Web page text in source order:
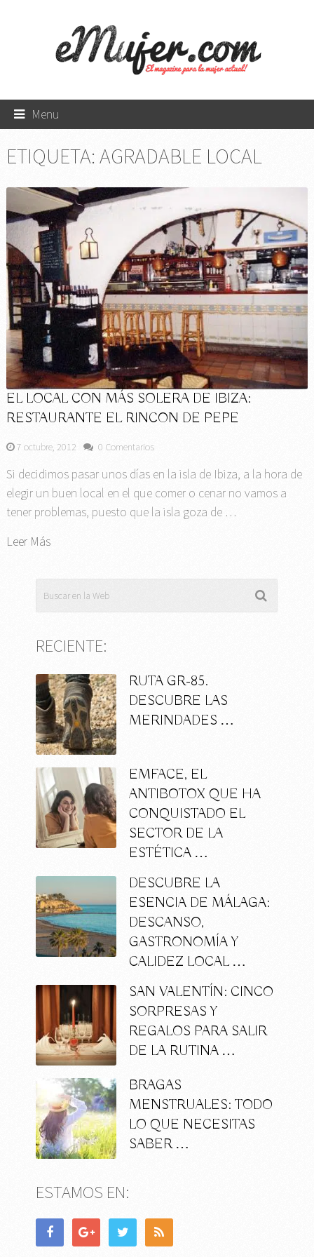
Menu
ETIQUETA: AGRADABLE LOCAL
EL LOCAL CON MÁS SOLERA DE IBIZA:
RESTAURANTE EL RINCON DE PEPE
7 octubre, 2012 0 Comentarios
Si decidimos pasar unos días en la isla de Ibiza, a la hora de
elegir un buen local en el que comer o cenar no vamos a
tener problemas, puesto que la isla goza de …
Leer Más
RECIENTE:
RUTA GR-85.
DESCUBRE LAS
MERINDADES …
EMFACE, EL
ANTIBOTOX QUE HA
CONQUISTADO EL
SECTOR DE LA
ESTÉTICA …
DESCUBRE LA
ESENCIA DE MÁLAGA:
DESCANSO,
GASTRONOMÍA Y
CALIDEZ LOCAL …
SAN VALENTÍN: CINCO
SORPRESAS Y
REGALOS PARA SALIR
DE LA RUTINA …
BRAGAS
MENSTRUALES: TODO
LO QUE NECESITAS
SABER …
ESTAMOS EN: